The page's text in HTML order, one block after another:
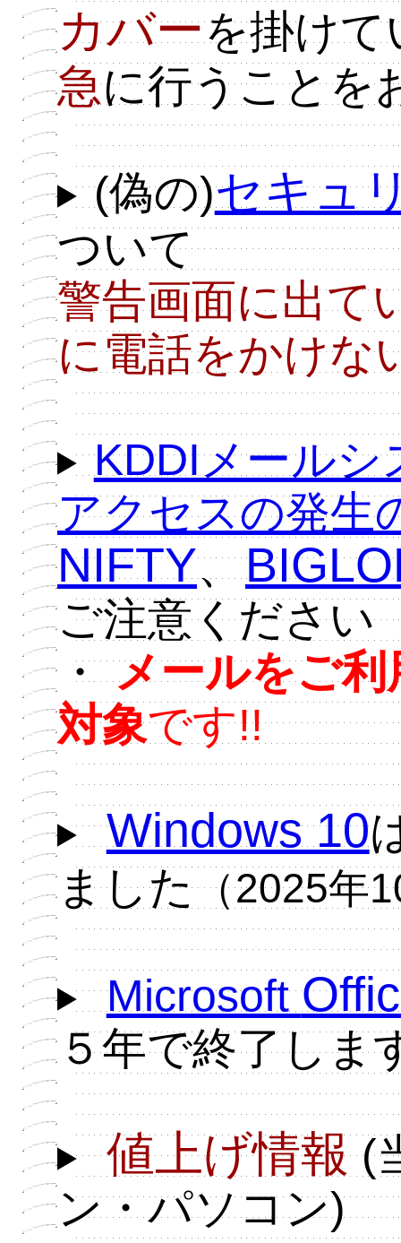
カバーを掛けて
急に行うことを
(偽の)セキュ
ついて
警告画面に出て
に電話をかけな
KDDIメールシ
アクセスの発生
NIFTY、
ご注意ください
・メールをご
対象です!!
Windows 10
ました（2025年
Microsoft
５年で終了しま
値上げ情報(
ン・パソコン)